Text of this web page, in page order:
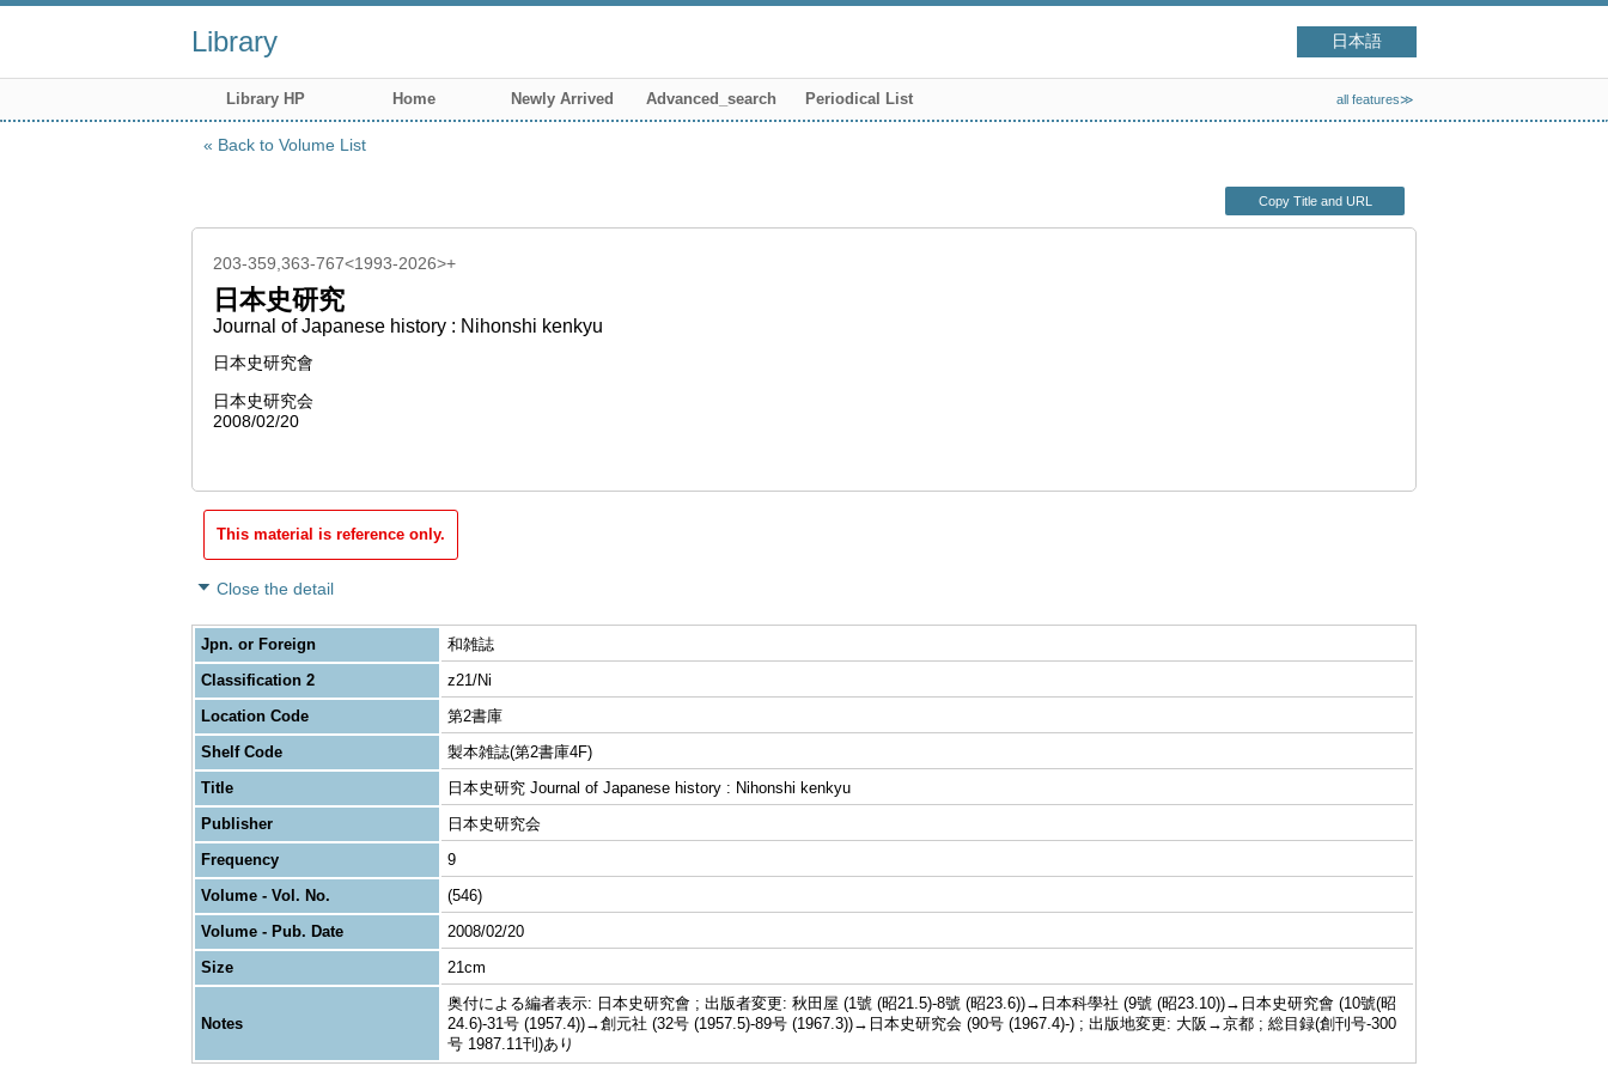
Library 日本語
Library HP Home Newly Arrived Advanced_search Periodical List all features≫
Back to Volume List
Copy Title and URL
203-359,363-767<1993-2026>+
日本史研究
Journal of Japanese history : Nihonshi kenkyu
日本史研究會
日本史研究会
2008/02/20
This material is reference only.
Close the detail
Jpn. or Foreign
和雑誌
Classification 2
z21/Ni
Location Code
第2書庫
Shelf Code
製本雑誌(第2書庫4F)
Title
日本史研究 Journal of Japanese history : Nihonshi kenkyu
Publisher
日本史研究会
Frequency
9
Volume - Vol. No.
(546)
Volume - Pub. Date
2008/02/20
Size
21cm
Notes
奥付による編者表示: 日本史研究會 ; 出版者変更: 秋田屋 (1號 (昭21.5)-8號 (昭23.6))→日本科學社 (9號 (昭23.10))→日本史研究會 (10號(昭
24.6)-31号 (1957.4))→創元社 (32号 (1957.5)-89号 (1967.3))→日本史研究会 (90号 (1967.4)-) ; 出版地変更: 大阪→京都 ; 総目録(創刊号-300
号 1987.11刊)あり